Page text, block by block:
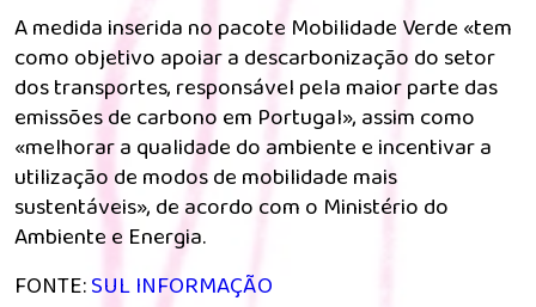
A medida inserida no pacote Mobilidade Verde «tem
como objetivo apoiar a descarbonização do setor
dos transportes, responsável pela maior parte das
emissões de carbono em Portugal», assim como
«melhorar a qualidade do ambiente e incentivar a
utilização de modos de mobilidade mais
sustentáveis», de acordo com o Ministério do
Ambiente e Energia.
FONTE:SUL INFORMAÇÃO